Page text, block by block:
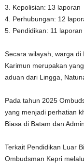
3. Kepolisian: 13 laporan
4. Perhubungan: 12
5. Pendidikan: 11 laporan
Secara wilayah, warga di
Karimun merupakan
aduan dari Lingga,
Pada tahun 2025
yang menjadi perhatian
Biasa di Batam dan
Terkait Pendidikan Luar
Ombudsman Kepri